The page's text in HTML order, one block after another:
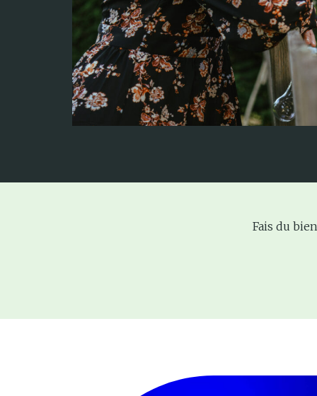
Fais du